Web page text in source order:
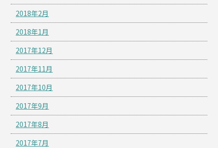
2018年2月
2018年1月
2017年12月
2017年11月
2017年10月
2017年9月
2017年8月
2017年7月